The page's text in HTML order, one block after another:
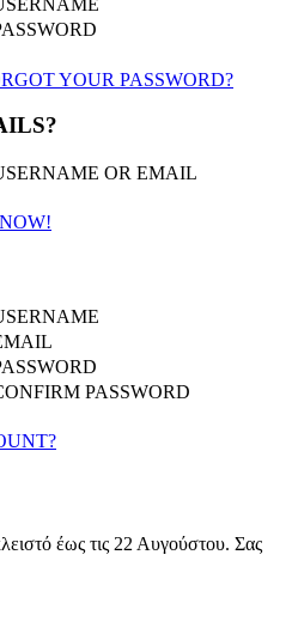
YOUR PASSWORD?
OR EMAIL
PASSWORD
έως τις 22 Αυγούστου. Σας